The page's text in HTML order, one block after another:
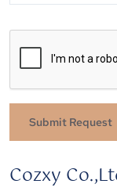
Submit Request
Cozxy